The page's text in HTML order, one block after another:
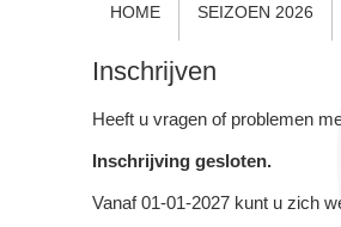
HOME SEIZOEN 2026
Inschrijven
Heeft u vragen of problemen
Inschrijving gesloten.
Vanaf 01-01-2027 kunt u zich